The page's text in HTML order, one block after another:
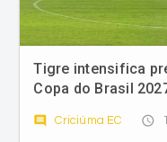
Tigre intensifica
Copa do Brasil
comment Criciúma EC access_time